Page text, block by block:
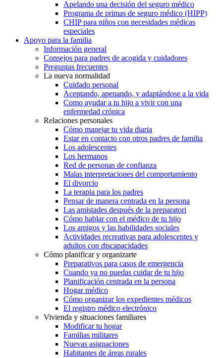
Apelando una decisión del seguro médico
Programa de primas de seguro médico (HIPP)
CHIP para niños con necesidades médicas
especiales
Apoyo para la familia
Información general
Consejos para padres de acogida y cuidadores
Preguntas frecuentes
La nueva normalidad
Cuidado personal
Aceptando, apenando, y adaptándose a la vida
Como ayudar a tu hijo a vivir con una
enfermedad crónica
Relaciones personales
Cómo manejar tu vida diaria
Estar en contacto con otros padres de familia
Los adolescentes
Los hermanos
Red de personas de confianza
Malas interpretaciones del comportamiento
El divorcio
La terapia para los padres
Pensar de manera centrada en la persona
Las amistades después de la preparatori
Cómo hablar con el médico de tu hijo
Los amigos y las habilidades sociales
Actividades recreativas para adolescentes y
adultos con discapacidades
Cómo planificar y organizarte
Preparativos para casos de emergencia
Cuando ya no puedas cuidar de tu hijo
Planificación centrada en la persona
Hogar médico
Cómo organizar los expedientes médicos
El registro médico electrónico
Vivienda y situaciones familiares
Modificar tu hogar
Familias militares
Nuevas asignaciones
Habitantes de áreas rurales